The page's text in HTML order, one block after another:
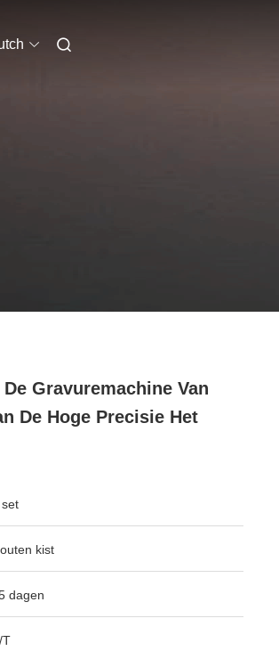
Gravuremachine Van
De Hoge Precisie Het
set
kist
dagen
T